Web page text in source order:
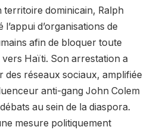
territoire dominicain, Ralph
d’organisations de
afin de bloquer toute
vers Haïti. Son arrestation a
des réseaux sociaux, amplifiée
anti-gang John Colem
au sein de la diaspora.
mesure politiquement